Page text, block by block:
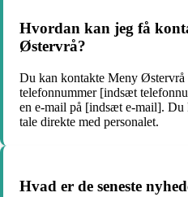
Hvordan kan jeg få
Østervrå?
Du kan kontakte Meny Østervrå
telefonnummer [indsæt
en e-mail på [indsæt e-mail]. Du
tale direkte med personalet.
Hvad er de seneste